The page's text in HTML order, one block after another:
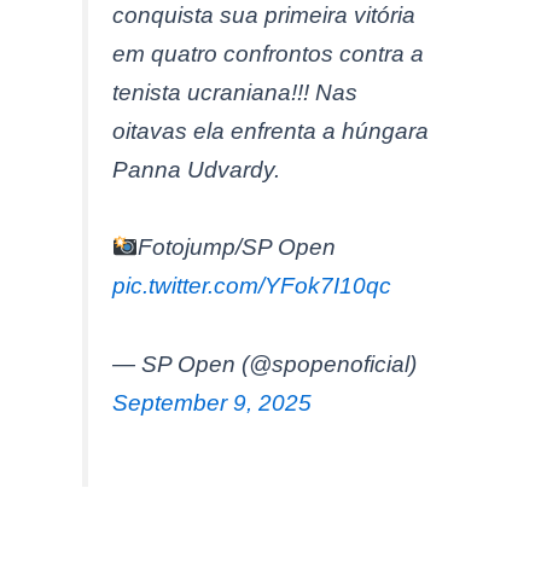
conquista sua primeira vitória
em quatro confrontos contra a
tenista ucraniana!!! Nas
oitavas ela enfrenta a húngara
Panna Udvardy.
Fotojump/SP Open
pic.twitter.com/YFok7I10qc
— SP Open (@spopenoficial)
September 9, 2025